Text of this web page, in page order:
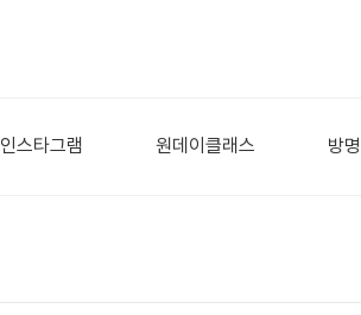
인스타그램 원데이클래스 방